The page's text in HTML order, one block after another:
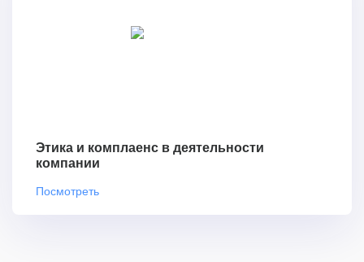
Этика и комплаенс в деятельности
компании
Посмотреть